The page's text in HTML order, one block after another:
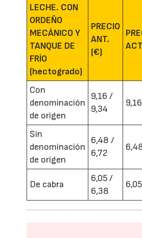
LECHE. CON
ORDEÑO
MECÁNICO Y
TANQUE DE
FRÍO
(hectogrado)
PRECIO
ANT.
(€)
Con
denominación
de origen
9,16 /
9,34
Sin
denominación
de origen
6,48 /
6,72
De cabra
6,05 /
6,38